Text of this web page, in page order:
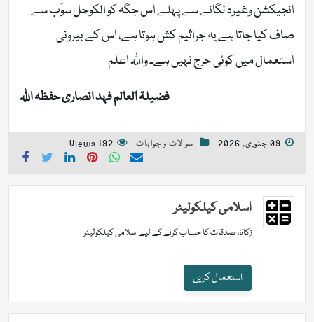
انجیکشن وغیرہ لگانے سے پہلے اس جگہ کو الکوحل سوَب سے
صاف کیا جاتا ہے یہ جراثیم کش ہوتا ہے، اس کے بیرونی
استعمال میں کوئی حرج نہیں ہے۔ واللہ اعلم
فضیلۃ العالم فہد انصاری حفظہ اللہ
09 جنوری, 2026 سوالات و جوابات 192 Views
اسلامی کیلکولیٹر
زکاۃ، صدقات کا حساب کرنے کے لیے اسلامی کیلکولیٹر
استعمال کریں